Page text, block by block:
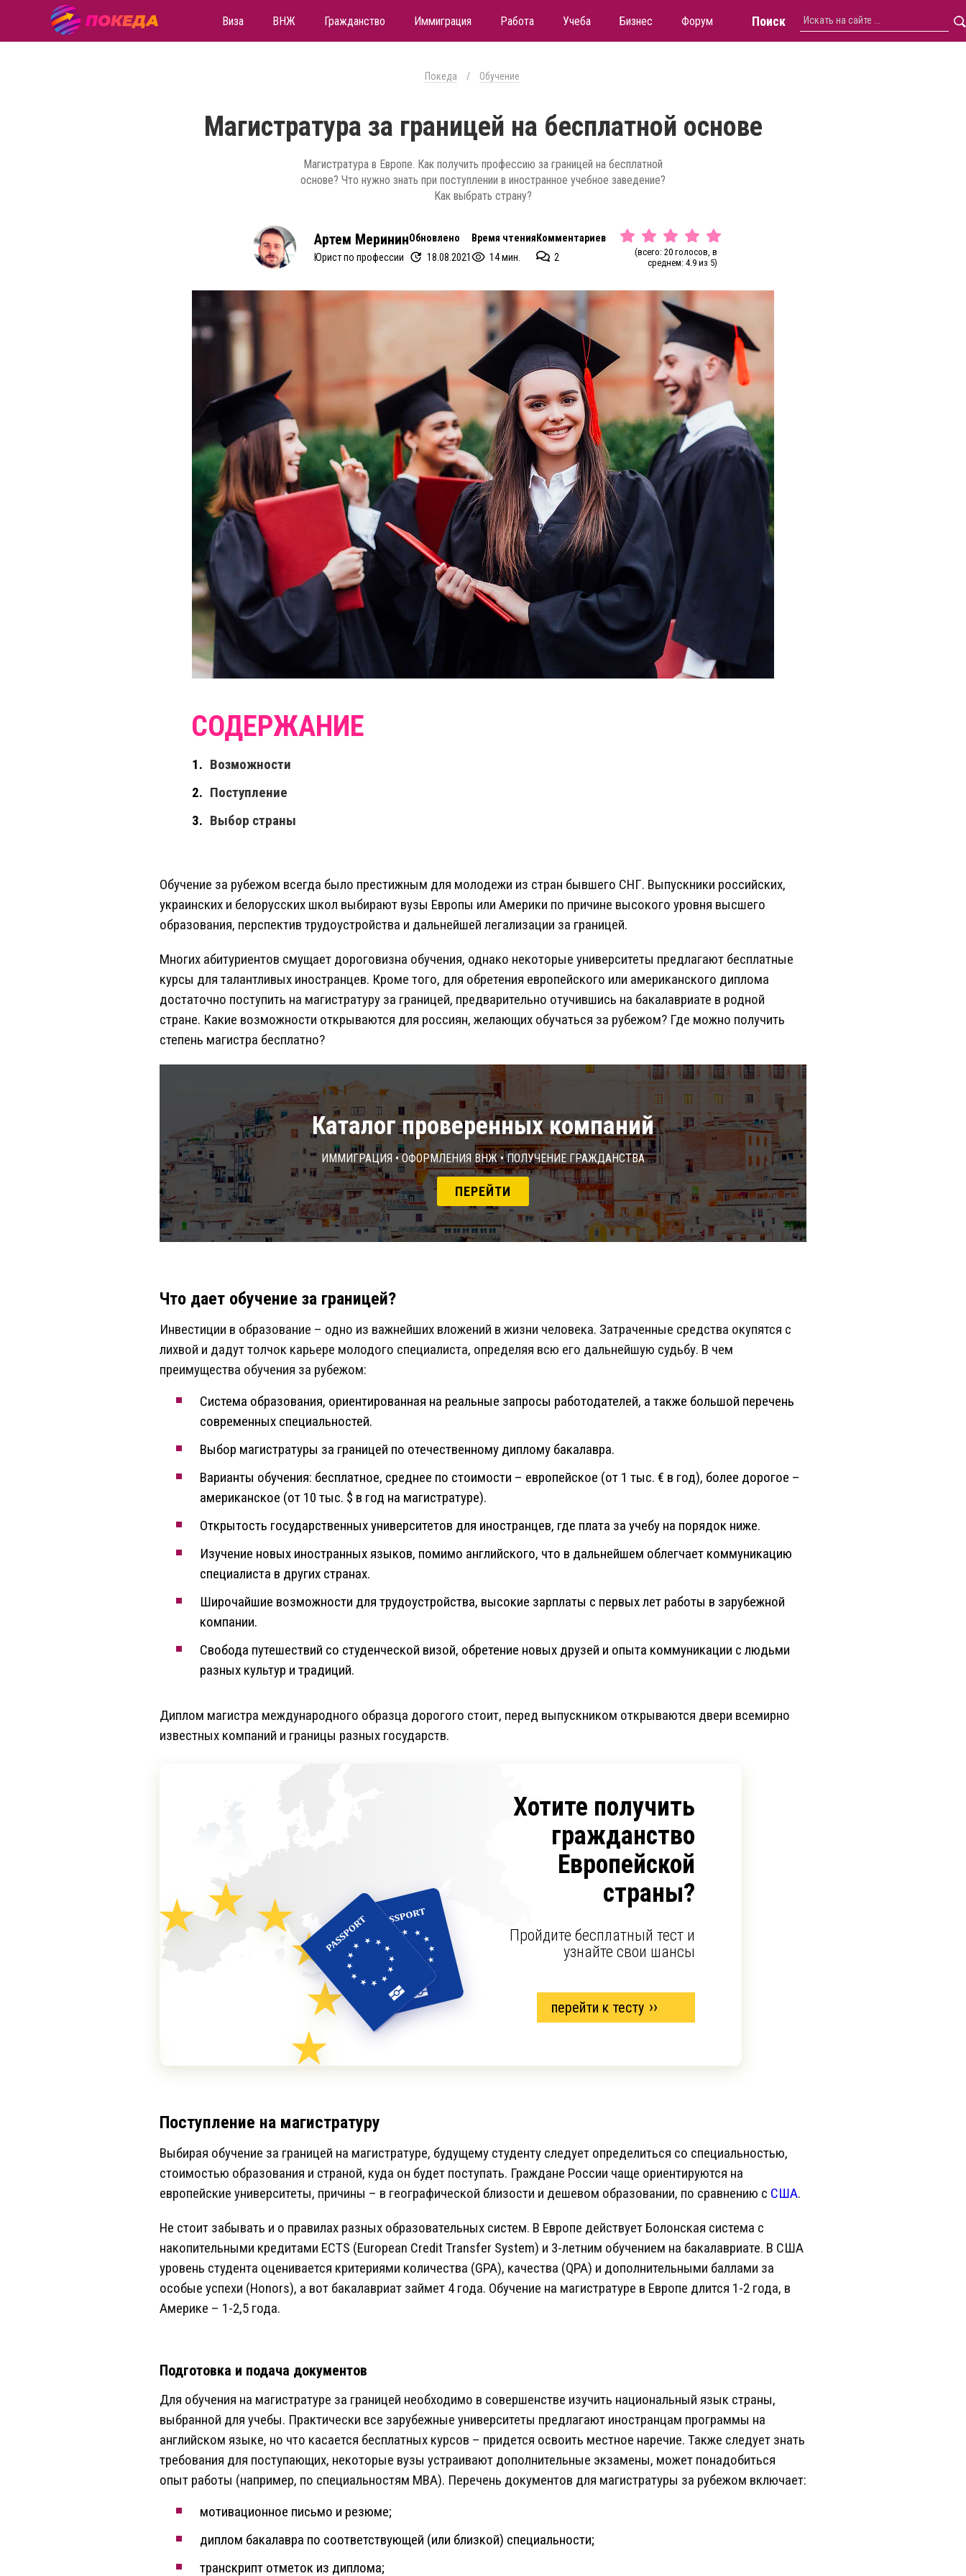
Виза ВНЖ Гражданство Иммиграция Работа Учеба Бизнес Форум Поиск
Покеда / Обучение
Магистратура за границей на бесплатной основе
Магистратура в Европе. Как получить профессию за границей на бесплатной
основе? Что нужно знать при поступлении в иностранное учебное заведение?
Как выбрать страну?
Артем Меринин
Юрист по профессии
Обновлено
18.08.2021
Время чтения
14 мин.
Комментариев
2
(всего: 20 голосов, в
среднем: 4.9 из 5)
Возможности
Поступление
Выбор страны
Обучение за рубежом всегда было престижным для молодежи из стран бывшего СНГ. Выпускники российских,
украинских и белорусских школ выбирают вузы Европы или Америки по причине высокого уровня высшего
образования, перспектив трудоустройства и дальнейшей легализации за границей.
Многих абитуриентов смущает дороговизна обучения, однако некоторые университеты предлагают бесплатные
курсы для талантливых иностранцев. Кроме того, для обретения европейского или американского диплома
достаточно поступить на магистратуру за границей, предварительно отучившись на бакалавриате в родной
стране. Какие возможности открываются для россиян, желающих обучаться за рубежом? Где можно получить
степень магистра бесплатно?
Каталог проверенных компаний
Иммиграция • Оформления ВНЖ • Получение гражданства
ПЕРЕЙТИ
Что дает обучение за границей?
Инвестиции в образование – одно из важнейших вложений в жизни человека. Затраченные средства окупятся с
лихвой и дадут толчок карьере молодого специалиста, определяя всю его дальнейшую судьбу. В чем
преимущества обучения за рубежом:
Система образования, ориентированная на реальные запросы работодателей, а также большой перечень
современных специальностей.
Выбор магистратуры за границей по отечественному диплому бакалавра.
Варианты обучения: бесплатное, среднее по стоимости – европейское (от 1 тыс. € в год), более дорогое –
американское (от 10 тыс. $ в год на магистратуре).
Открытость государственных университетов для иностранцев, где плата за учебу на порядок ниже.
Изучение новых иностранных языков, помимо английского, что в дальнейшем облегчает коммуникацию
специалиста в других странах.
Широчайшие возможности для трудоустройства, высокие зарплаты с первых лет работы в зарубежной
компании.
Свобода путешествий со студенческой визой, обретение новых друзей и опыта коммуникации с людьми
разных культур и традиций.
Диплом магистра международного образца дорогого стоит, перед выпускником открываются двери всемирно
известных компаний и границы разных государств.
Хотите получить
гражданство
Европейской
страны?
Пройдите бесплатный тест и
узнайте свои шансы
перейти к тесту
Поступление на магистратуру
Выбирая обучение за границей на магистратуре, будущему студенту следует определиться со специальностью,
стоимостью образования и страной, куда он будет поступать. Граждане России чаще ориентируются на
европейские университеты, причины – в географической близости и дешевом образовании, по сравнению с США.
Не стоит забывать и о правилах разных образовательных систем. В Европе действует Болонская система с
накопительными кредитами ECTS (European Credit Transfer System) и 3-летним обучением на бакалавриате. В США
уровень студента оценивается критериями количества (GPA), качества (QPA) и дополнительными баллами за
особые успехи (Honors), а вот бакалавриат займет 4 года. Обучение на магистратуре в Европе длится 1-2 года, в
Америке – 1-2,5 года.
Подготовка и подача документов
Для обучения на магистратуре за границей необходимо в совершенстве изучить национальный язык страны,
выбранной для учебы. Практически все зарубежные университеты предлагают иностранцам программы на
английском языке, но что касается бесплатных курсов – придется освоить местное наречие. Также следует знать
требования для поступающих, некоторые вузы устраивают дополнительные экзамены, может понадобиться
опыт работы (например, по специальностям MBA). Перечень документов для магистратуры за рубежом включает:
мотивационное письмо и резюме;
диплом бакалавра по соответствующей (или близкой) специальности;
транскрипт отметок из диплома;